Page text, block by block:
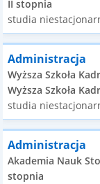
II stopnia
studia
Administracja
Wyższa Szkoła
Wyższa Szkoła
studia
Administracja
Akademia Nauk
stopnia